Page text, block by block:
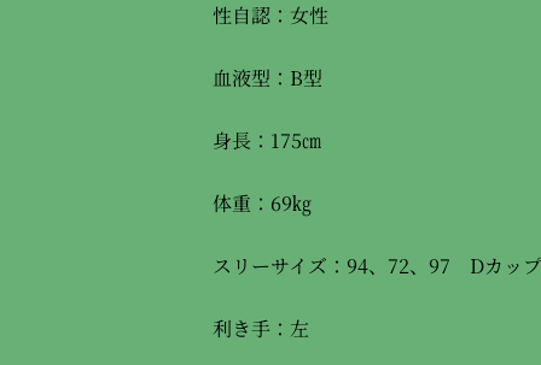
性自認：女性
血液型：B型
身長：175㎝
体重：69㎏
スリーサイズ：94、72、97 Dカップ
利き手：左